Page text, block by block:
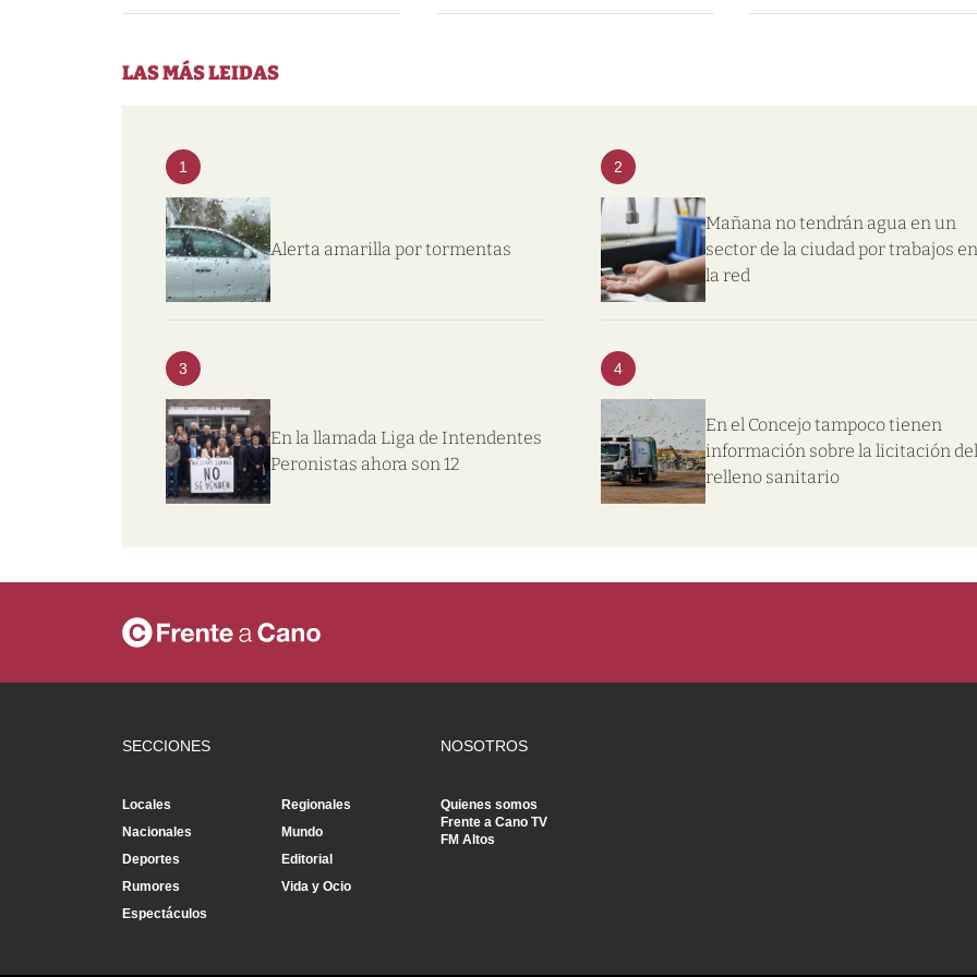
LAS MÁS LEIDAS
1
Alerta amarilla por tormentas
2
Mañana no tendrán agua en un
sector de la ciudad por trabajos en
la red
3
En la llamada Liga de Intendentes
Peronistas ahora son 12
4
En el Concejo tampoco tienen
información sobre la licitación del
relleno sanitario
SECCIONES
Locales
Regionales
Nacionales
Mundo
Deportes
Editorial
Rumores
Vida y Ocio
Espectáculos
NOSOTROS
Quienes somos
Frente a Cano TV
FM Altos